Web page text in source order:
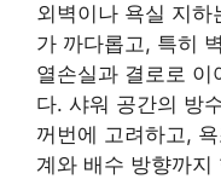
외벽이나 욕실 지하
가 까다롭고, 특히
열손실과 결로로 이
다. 샤워 공간의 방
꺼번에 고려하고,
계와 배수 방향까